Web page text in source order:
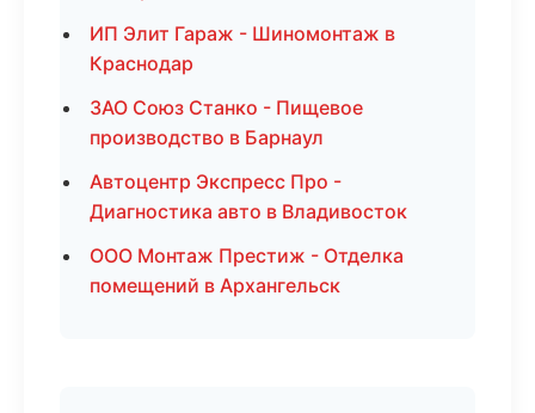
ИП Элит Гараж - Шиномонтаж в
Краснодар
ЗАО Союз Станко - Пищевое
производство в Барнаул
Автоцентр Экспресс Про -
Диагностика авто в Владивосток
ООО Монтаж Престиж - Отделка
помещений в Архангельск